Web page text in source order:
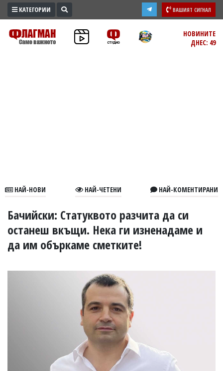
ПРОМО
ЗОНА
В
УКРАЙНА
СПОРТ
БИЗНЕС
КАТЕГОРИИ ВАШИЯТ СИГНАЛ
НОВИНИТЕ
ДНЕС: 49
НАЙ-НОВИ НАЙ-ЧЕТЕНИ НАЙ-КОМЕНТИРАНИ
Бачийски: Статуквото разчита да си
останеш вкъщи. Нека ги изненадаме и
да им объркаме сметките!